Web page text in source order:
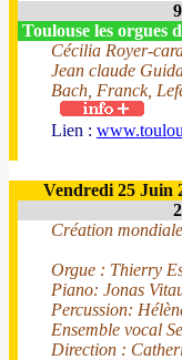
Toulouse les orgues
Cécilia Royer-
Jean claude
Bach, Franck,
Lien :
Vendredi 25 Juin
Création
Orgue : Thierry
Piano: Jonas
Percussion:
Ensemble vocal
Direction :